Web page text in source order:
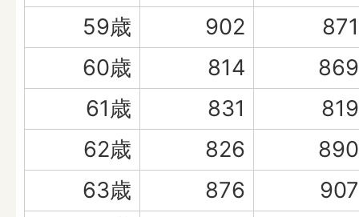
59歳
902
871
60歳
814
869
61歳
831
819
62歳
826
890
63歳
876
907